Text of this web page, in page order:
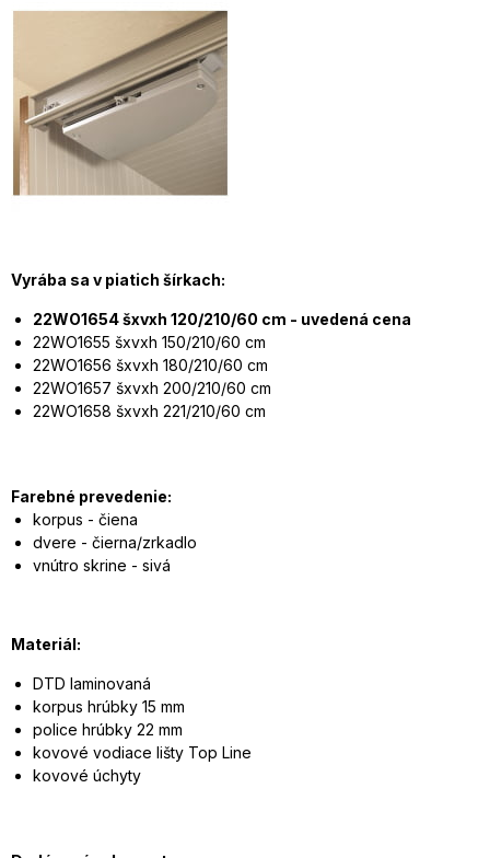
Vyrába sa v piatich šírkach:
22WO1654 šxvxh 120/210/60 cm - uvedená cena
22WO1655 šxvxh 150/210/60 cm
22WO1656 šxvxh 180/210/60 cm
22WO1657 šxvxh 200/210/60 cm
22WO1658 šxvxh 221/210/60 cm
Farebné prevedenie:
korpus - čiena
dvere - čierna/zrkadlo
vnútro skrine - sivá
Materiál:
DTD laminovaná
korpus hrúbky 15 mm
police hrúbky 22 mm
kovové vodiace lišty Top Line
kovové úchyty